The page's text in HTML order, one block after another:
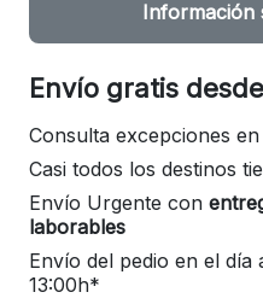
Información
Envío gratis
Consulta excepciones
Casi todos los destinos
Envío Urgente con
laborables
Envío del pedio en el día
13:00h*